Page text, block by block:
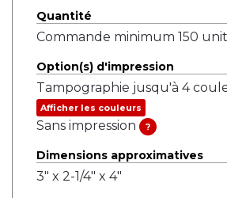
Quantité
Commande minimum 150
Option(s) d'impression
Tampographie jusqu'à 4
Afficher les couleurs
Sans impression ?
Dimensions approximatives
3" x 2-1/4" x 4"